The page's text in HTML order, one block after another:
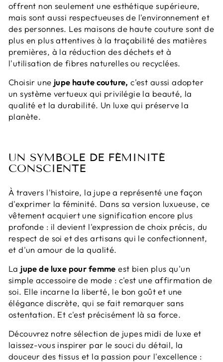
offrent non seulement une esthétique supérieure,
mais sont aussi respectueuses de l'environnement et
des personnes. Les maisons de haute couture sont de
plus en plus attentives à la traçabilité des matières
premières, à la réduction des déchets et à
l'utilisation de fibres naturelles ou recyclées.
Choisir une jupe haute couture, c'est aussi adopter
un système vertueux qui privilégie la beauté, la
qualité et la durabilité. Un luxe qui préserve la
planète.
UN SYMBOLE DE FÉMINITÉ
CONSCIENTE
À travers l'histoire, la jupe a représenté une façon
d'exprimer la féminité. Dans sa version luxueuse, ce
vêtement acquiert une signification encore plus
profonde : il devient l'expression de choix précis, du
respect de soi et des artisans qui le confectionnent,
et d'un amour de la qualité.
La jupe de luxe pour femme est bien plus qu'un
simple accessoire de mode : c'est une affirmation de
soi. Elle incarne la liberté, le bon goût et une
élégance discrète, qui se fait remarquer sans
ostentation. Et c'est précisément là sa force.
Découvrez notre sélection de jupes midi de luxe et
laissez-vous inspirer par le souci du détail, la
douceur des tissus et la passion pour l'excellence :